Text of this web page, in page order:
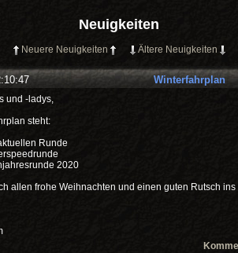
Neuigkeiten
Neuere Neuigkeiten Ältere Neuigkeiten
Winterfahrplan
und -ladys,
steht:
Runde
2020
allen frohe Weihnachten und einen guten Rutsch ins